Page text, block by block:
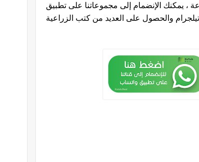
يمكنك الإنضمام إلى مجموعاتنا على تطبيق